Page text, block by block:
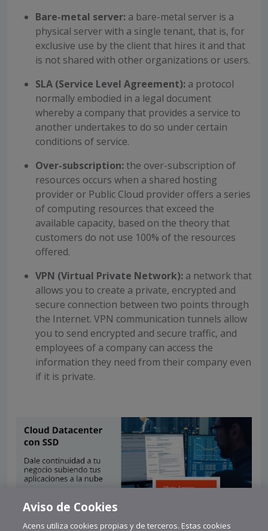
Bare-metal server: a bare-metal server is a
physical server with a single tenant, that is, for
exclusive use by the client that hires it and that
is not shared with other organizations or users.
SLA (Service Level Agreement): a protocol
normally embodied in a legal document
whereby a company that provides a service to
another undertakes to do so under certain
conditions of service.
Over-subscription:the over-subscription of
resources occurs when a shared hosting
provider or Public Cloud provider offers a series
of computing resources that exceed the
available capacity, based on the theory that
customers do not use 100% of the resources
offered.
VPN (Virtual Private Network): a network that
allows you to create a private, encrypted and
secure connection between two points through
the Internet. VPN communication tunnels allow
you to send encrypted and secure traffic, and
employees of a company can access the
information they need from their company even
if it is private.
Aviso de Cookies
Acens utiliza cookies propias y de terceros. Estas cookies